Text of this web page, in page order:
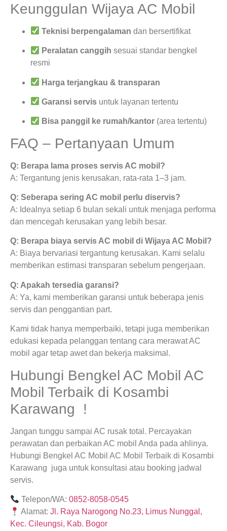
Keunggulan Wijaya AC Mobil
Teknisi berpengalaman dan bersertifikat
Peralatan canggih sesuai standar bengkel
resmi
Harga terjangkau & transparan
Garansi servis untuk layanan tertentu
Bisa panggil ke rumah/kantor (area tertentu)
FAQ – Pertanyaan Umum
Q: Berapa lama proses servis AC mobil?
A: Tergantung jenis kerusakan, rata-rata 1–3 jam.
Q: Seberapa sering AC mobil perlu diservis?
A: Idealnya setiap 6 bulan sekali untuk menjaga performa
dan mencegah kerusakan yang lebih besar.
Q: Berapa biaya servis AC mobil di Wijaya AC Mobil?
A: Biaya bervariasi tergantung kerusakan. Kami selalu
memberikan estimasi transparan sebelum pengerjaan.
Q: Apakah tersedia garansi?
A: Ya, kami memberikan garansi untuk beberapa jenis
servis dan penggantian part.
Kami tidak hanya memperbaiki, tetapi juga memberikan
edukasi kepada pelanggan tentang cara merawat AC
mobil agar tetap awet dan bekerja maksimal.
Hubungi Bengkel AC Mobil AC
Mobil Terbaik di Kosambi
Karawang !
Jangan tunggu sampai AC rusak total. Percayakan
perawatan dan perbaikan AC mobil Anda pada ahlinya.
Hubungi Bengkel AC Mobil AC Mobil Terbaik di Kosambi
Karawang juga untuk konsultasi atau booking jadwal
servis.
Telepon/WA:0852-8058-0545
Alamat:Jl. Raya Narogong No.23, Limus Nunggal,
Kec. Cileungsi, Kab. Bogor